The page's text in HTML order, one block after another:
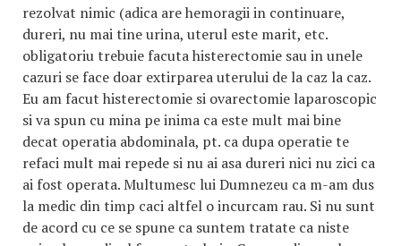
rezolvat nimic (adica are hemoragii in continuare,
dureri, nu mai tine urina, uterul este marit, etc.
obligatoriu trebuie facuta histerectomie sau in unele
cazuri se face doar extirparea uterului de la caz la caz.
Eu am facut histerectomie si ovarectomie laparoscopic
si va spun cu mina pe inima ca este mult mai bine
decat operatia abdominala, pt. ca dupa operatie te
refaci mult mai repede si nu ai asa dureri nici nu zici ca
ai fost operata. Multumesc lui Dumnezeu ca m-am dus
la medic din timp caci altfel o incurcam rau. Si nu sunt
de acord cu ce se spune ca suntem tratate ca niste